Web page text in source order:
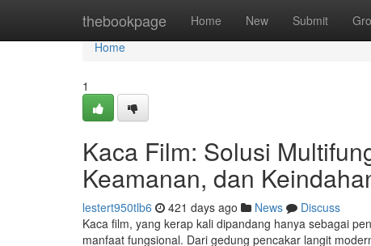
thebookpage Home New Submit
Home
Home
1
Kaca Film: Solusi
Keamanan, dan
lestert950tlb6 421 days ago News
Discuss
Kaca film, yang kerap kali dipandang hanya sebagai
manfaat fungsional. Dari gedung pencakar langit